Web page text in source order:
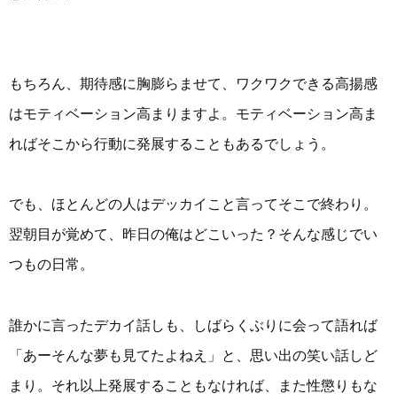
もちろん、期待感に胸膨らませて、ワクワクできる高揚感
はモティベーション高まりますよ。モティベーション高ま
ればそこから行動に発展することもあるでしょう。
でも、ほとんどの人はデッカイこと言ってそこで終わり。
翌朝目が覚めて、昨日の俺はどこいった？そんな感じでい
つもの日常。
誰かに言ったデカイ話しも、しばらくぶりに会って語れば
「あーそんな夢も見てたよねえ」と、思い出の笑い話しど
まり。それ以上発展することもなければ、また性懲りもな